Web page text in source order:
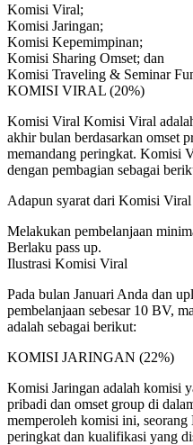
Komisi Viral;
Komisi Jaringan;
Komisi Kepemimpinan;
Komisi Sharing Omset; dan
Komisi Traveling & Seminar
KOMISI VIRAL (20%)
Komisi Viral Komisi Viral
akhir bulan berdasarkan omset
memandang peringkat. Komisi
dengan pembagian sebagai
Adapun syarat dari Komisi
Melakukan pembelanjaan
Berlaku pass up.
Ilustrasi Komisi Viral
Pada bulan Januari Anda dan
pembelanjaan sebesar 10 BV,
adalah sebagai berikut:
KOMISI JARINGAN (22%)
Komisi Jaringan adalah komisi
pribadi dan omset group di
memperoleh komisi ini,
peringkat dan kualifikasi yang